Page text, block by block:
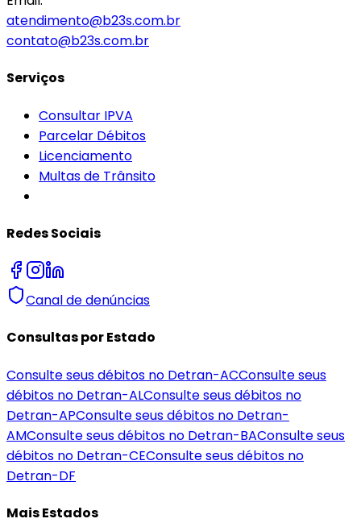
atendimento@b23s.com.br
contato@b23s.com.br
Serviços
Consultar IPVA
Parcelar Débitos
Licenciamento
Multas de Trânsito
Redes Sociais
Canal de denúncias
Consultas por Estado
Consulte seus débitos no Detran-ACConsulte seus
débitos no Detran-ALConsulte seus débitos no
Detran-APConsulte seus débitos no Detran-
AMConsulte seus débitos no Detran-BAConsulte seus
débitos no Detran-CEConsulte seus débitos no
Detran-DF
Mais Estados